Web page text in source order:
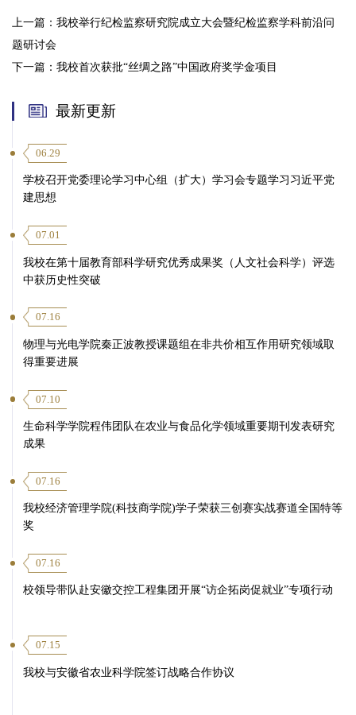
上一篇： 我校举行纪检监察研究院成立大会暨纪检监察学科前沿问
题研讨会
下一篇： 我校首次获批“丝绸之路”中国政府奖学金项目
最新更新
06.29
学校召开党委理论学习中心组（扩大）学习会专题学习习近平党
建思想
07.01
我校在第十届教育部科学研究优秀成果奖（人文社会科学）评选
中获历史性突破
07.16
物理与光电学院秦正波教授课题组在非共价相互作用研究领域取
得重要进展
07.10
生命科学学院程伟团队在农业与食品化学领域重要期刊发表研究
成果
07.16
我校经济管理学院(科技商学院)学子荣获三创赛实战赛道全国特等
奖
07.16
校领导带队赴安徽交控工程集团开展“访企拓岗促就业”专项行动
07.15
我校与安徽省农业科学院签订战略合作协议